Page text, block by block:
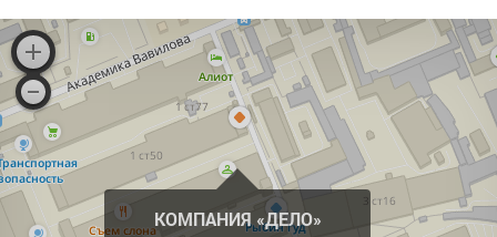
КОМПАНИЯ «ДЕЛО»